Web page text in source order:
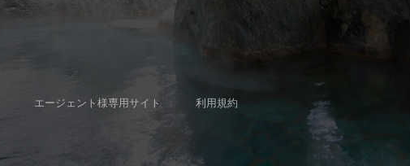
エージェント様専用サイト 利用規約